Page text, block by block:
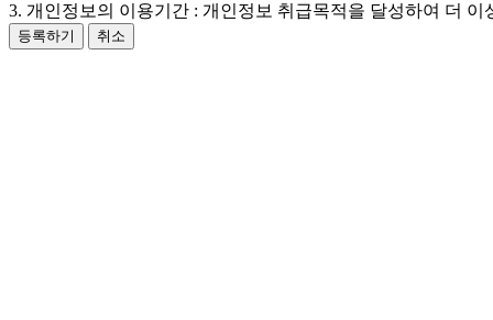
3. 개인정보의 이용기간 : 개인정보 취급목적을 달성하여 더
등록하기 취소